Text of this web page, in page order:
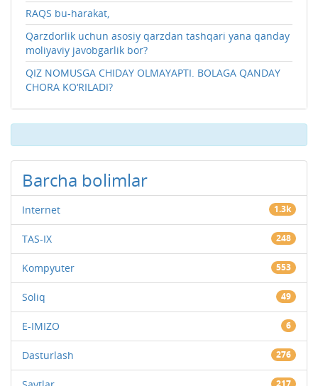
RAQS bu-harakat,
Qarzdorlik uchun asosiy qarzdan tashqari yana qanday
moliyaviy javobgarlik bor?
QIZ NOMUSGA CHIDAY OLMAYAPTI. BOLAGA QANDAY
CHORA KO‘RILADI?
Barcha bolimlar
Internet 1.3k
TAS-IX 248
Kompyuter 553
Soliq 49
E-IMIZO 6
Dasturlash 276
217